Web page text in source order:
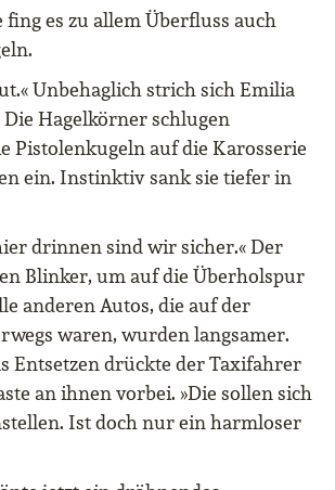
fing es zu allem Überfluss auch
Unbehaglich strich sich Emilia
Hagelkörner schlugen
Pistolenkugeln auf die Karosserie
ein. Instinktiv sank sie tiefer in
drinnen sind wir sicher.« Der
Blinker, um auf die Überholspur
anderen Autos, die auf der
waren, wurden langsamer.
Entsetzen drückte der Taxifahrer
an ihnen vorbei. »Die sollen sich
Ist doch nur ein harmloser